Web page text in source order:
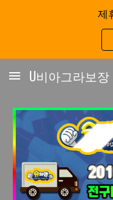
제
U비아그라보장